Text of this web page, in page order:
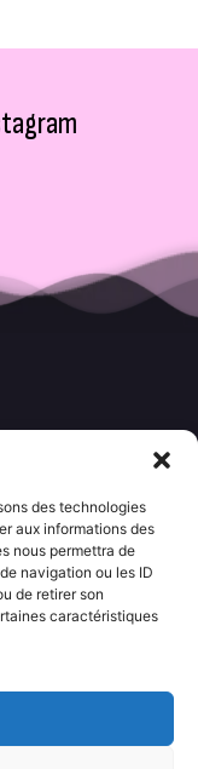
des technologies
aux informations des
nous permettra de
navigation ou les ID
de retirer son
caractéristiques